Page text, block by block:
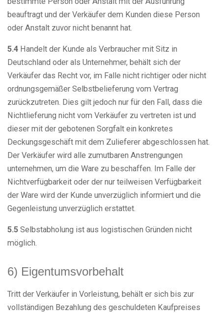
beauftragt und der Verkäufer dem Kunden diese Person
oder Anstalt zuvor nicht benannt hat.
5.4 Handelt der Kunde als Verbraucher mit Sitz in
Deutschland oder als Unternehmer, behält sich der
Verkäufer das Recht vor, im Falle nicht richtiger oder nicht
ordnungsgemäßer Selbstbelieferung vom Vertrag
zurückzutreten. Dies gilt jedoch nur für den Fall, dass die
Nichtlieferung nicht vom Verkäufer zu vertreten ist und
dieser mit der gebotenen Sorgfalt ein konkretes
Deckungsgeschäft mit dem Zulieferer abgeschlossen hat.
Der Verkäufer wird alle zumutbaren Anstrengungen
unternehmen, um die Ware zu beschaffen. Im Falle der
Nichtverfügbarkeit oder der nur teilweisen Verfügbarkeit
der Ware wird der Kunde unverzüglich informiert und die
Gegenleistung unverzüglich erstattet.
5.5 Selbstabholung ist aus logistischen Gründen nicht
möglich.
6) Eigentumsvorbehalt
Tritt der Verkäufer in Vorleistung, behält er sich bis zur
vollständigen Bezahlung des geschuldeten Kaufpreises